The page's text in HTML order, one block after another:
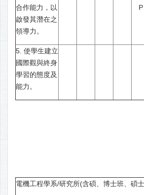
合作能力，以
啟發其潛在之
領導力。
P
5. 使學生建立
國際觀與終身
學習的態度及
能力。
電機工程學系/研究所(含碩、博士班、碩